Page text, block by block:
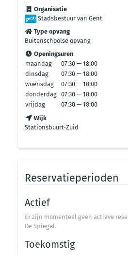
Organisatie
Stadsbestuur van Gent
Type opvang
Buitenschoolse opvang
Openingsuren
maandag
07:30 — 18:00
dinsdag
07:30 — 18:00
woensdag
07:30 — 18:00
donderdag 07:30 — 18:00
vrijdag
07:30 — 18:00
Wijk
Stationsbuurt-Zuid
Reservatieperioden
Actief
Er zijn momenteel geen actieve
De Spiegel.
Toekomstig